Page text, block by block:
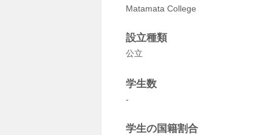
Matamata College
設立種類
公立
学生数
-
学生の国籍割合